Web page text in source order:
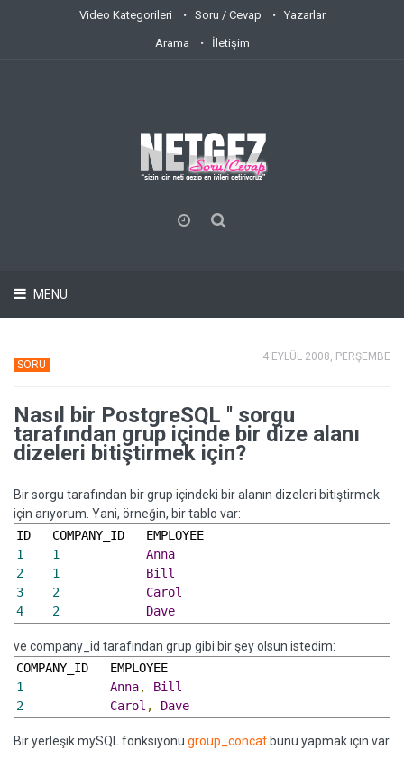
Video Kategorileri Soru / Cevap Yazarlar
Arama İletişim
MENU
SORU
4 EYLÜL 2008, PERŞEMBE
Nasıl bir PostgreSQL '' sorgu
tarafından grup içinde bir dize alanı
dizeleri bitiştirmek için?
Bir sorgu tarafından bir grup içindeki bir alanın dizeleri bitiştirmek
için arıyorum. Yani, örneğin, bir tablo var:
1
1
Anna
2
1
Bill
3
2
Carol
4
2 Dave
ve company_id tarafından grup gibi bir şey olsun istedim:
1
Anna,
Bill
2
Carol , Dave
Bir yerleşik mySQL fonksiyonu group_concat bunu yapmak için var